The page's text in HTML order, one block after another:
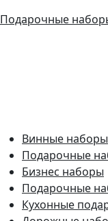
Подарочные
Винные наборы
Подарочные
Бизнес наборы
Подарочные
Кухонные